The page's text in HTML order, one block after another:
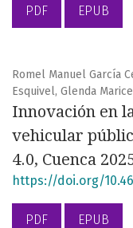
PDF EPUB
Romel Manuel García
Esquivel, Glenda
Innovación en
vehicular
4.0, Cuenca
https://doi.org/
PDF EPUB